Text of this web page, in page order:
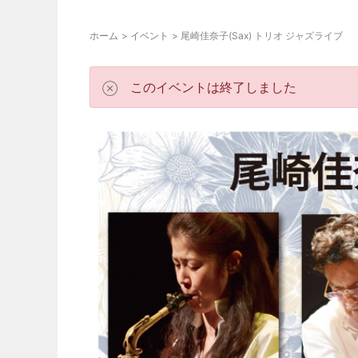
ホーム イベント 尾崎佳奈子(Sax) トリオ ジャズライブ
このイベントは終了しました